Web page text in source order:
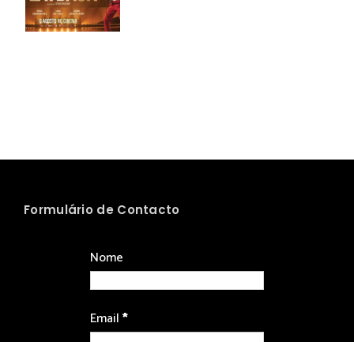
Formulário de Contacto
Nome
Email*